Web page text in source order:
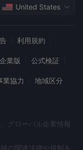
、出席を監督しなさ
る監督と関心の下
は6月12日に私のアカ
ます。 6月13日か
プレイに人民元の合
、すなわち、Meng Q
た。良い操作で、江
二度彼を追いかけて1
ませんでした、彼ら
より多くを操作し、
United States
利用規約
企業版 公式検証
業協力 地域区分
グローバル企業情報
の関連法律や規制を